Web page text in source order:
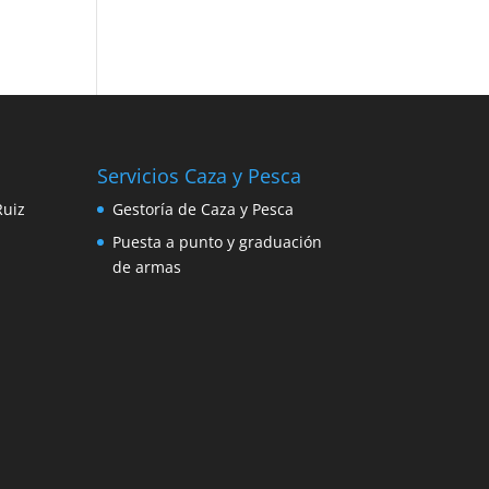
Servicios Caza y Pesca
Gestoría de Caza y Pesca
Puesta a punto y graduación
de armas